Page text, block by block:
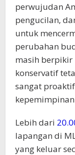
perwujudan
pengucilan,
untuk
perubahan
masih berpikir
konservatif
sangat
Lebih dari
lapangan di
yang keluar